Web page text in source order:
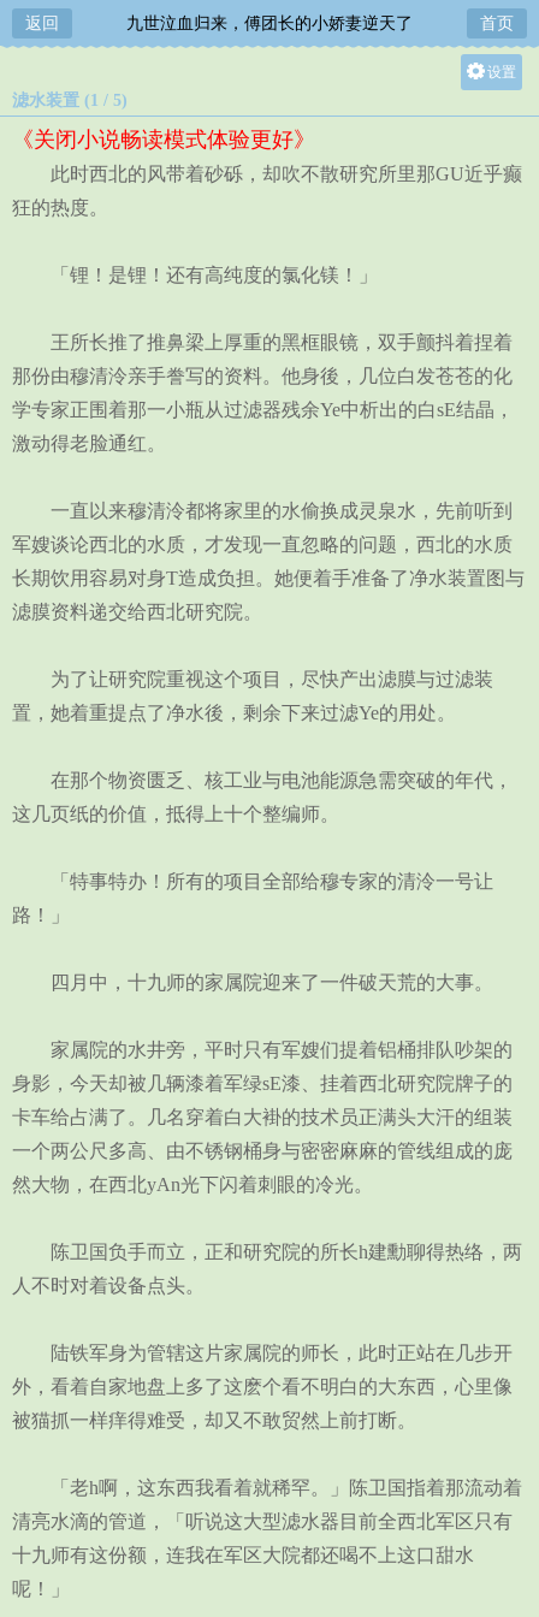
返回 九世泣血归来，傅团长的小娇妻逆天了 首页
设置
中
滤水装置 (1 / 5)
《关闭小说畅读模式体验更好》
此时西北的风带着砂砾，却吹不散研究所里那GU近乎癫
狂的热度。
「锂！是锂！还有高纯度的氯化镁！」
王所长推了推鼻梁上厚重的黑框眼镜，双手颤抖着捏着
那份由穆清泠亲手誊写的资料。他身後，几位白发苍苍的化
学专家正围着那一小瓶从过滤器残余Ye中析出的白sE结晶，
激动得老脸通红。
一直以来穆清泠都将家里的水偷换成灵泉水，先前听到
军嫂谈论西北的水质，才发现一直忽略的问题，西北的水质
长期饮用容易对身T造成负担。她便着手准备了净水装置图与
滤膜资料递交给西北研究院。
为了让研究院重视这个项目，尽快产出滤膜与过滤装
置，她着重提点了净水後，剩余下来过滤Ye的用处。
在那个物资匮乏、核工业与电池能源急需突破的年代，
这几页纸的价值，抵得上十个整编师。
「特事特办！所有的项目全部给穆专家的清泠一号让
路！」
四月中，十九师的家属院迎来了一件破天荒的大事。
家属院的水井旁，平时只有军嫂们提着铝桶排队吵架的
身影，今天却被几辆漆着军绿sE漆、挂着西北研究院牌子的
卡车给占满了。几名穿着白大褂的技术员正满头大汗的组装
一个两公尺多高、由不锈钢桶身与密密麻麻的管线组成的庞
然大物，在西北yAn光下闪着刺眼的冷光。
陈卫国负手而立，正和研究院的所长h建勳聊得热络，两
人不时对着设备点头。
陆铁军身为管辖这片家属院的师长，此时正站在几步开
外，看着自家地盘上多了这麽个看不明白的大东西，心里像
被猫抓一样痒得难受，却又不敢贸然上前打断。
「老h啊，这东西我看着就稀罕。」陈卫国指着那流动着
清亮水滴的管道，「听说这大型滤水器目前全西北军区只有
十九师有这份额，连我在军区大院都还喝不上这口甜水
呢！」